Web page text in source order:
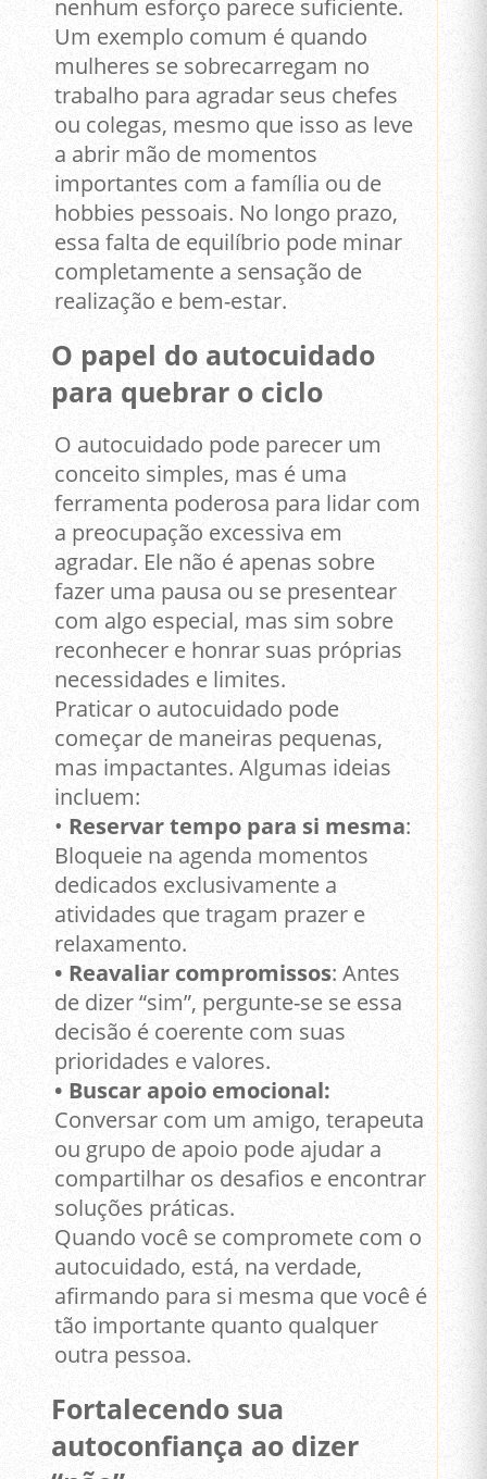
nenhum esforço parece suficiente.
Um exemplo comum é quando
mulheres se sobrecarregam no
trabalho para agradar seus chefes
ou colegas, mesmo que isso as leve
a abrir mão de momentos
importantes com a família ou de
hobbies pessoais. No longo prazo,
essa falta de equilíbrio pode minar
completamente a sensação de
realização e bem-estar.
O papel do autocuidado
para quebrar o ciclo
O autocuidado pode parecer um
conceito simples, mas é uma
ferramenta poderosa para lidar com
a preocupação excessiva em
agradar. Ele não é apenas sobre
fazer uma pausa ou se presentear
com algo especial, mas sim sobre
reconhecer e honrar suas próprias
necessidades e limites.
Praticar o autocuidado pode
começar de maneiras pequenas,
mas impactantes. Algumas ideias
incluem:
• Reservar tempo para si mesma:
Bloqueie na agenda momentos
dedicados exclusivamente a
atividades que tragam prazer e
relaxamento.
• Reavaliar compromissos: Antes
de dizer “sim”, pergunte-se se essa
decisão é coerente com suas
prioridades e valores.
• Buscar apoio emocional:
Conversar com um amigo, terapeuta
ou grupo de apoio pode ajudar a
compartilhar os desafios e encontrar
soluções práticas.
Quando você se compromete com o
autocuidado, está, na verdade,
afirmando para si mesma que você é
tão importante quanto qualquer
outra pessoa.
Fortalecendo sua
autoconfiança ao dizer